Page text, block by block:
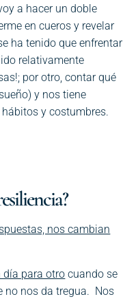
a hacer un doble
en cueros y revelar
ha tenido que enfrentar
relativamente
por otro, contar qué
y nos tiene
y costumbres.
nos cambian
día para otro cuando se
no nos da tregua. Nos